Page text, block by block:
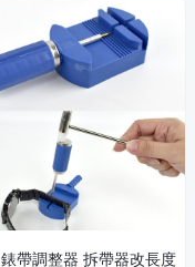
錶帶調整器 拆帶器改長度